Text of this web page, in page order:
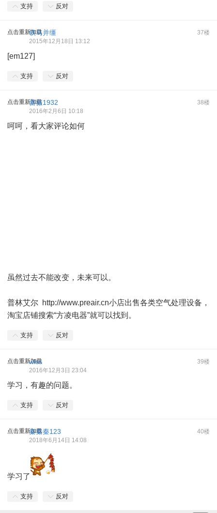
支持 反对
点击重新加载 37楼
铁马并缰
2015年12月18日 13:12
[em127]
支持 反对
点击重新加载 38楼
蔷薇1932
2016年2月6日 10:18
呵呵，看大家评论如何
虽然过去不能改变，未来可以。
普林艾尔 http://www.preair.cn小店出售各类空气处理设备，
淘宝店铺搜索“方凌电器”就可以找到。
支持 反对
点击重新加载 39楼
wlss
2016年12月3日 23:04
学习，有趣的问题。
支持 反对
点击重新加载 40楼
秦秦秦123
2018年6月14日 14:08
学习了
支持 反对